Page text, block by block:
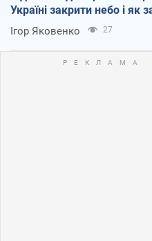
Україні закрити небо і як
Ігор Яковенко 27